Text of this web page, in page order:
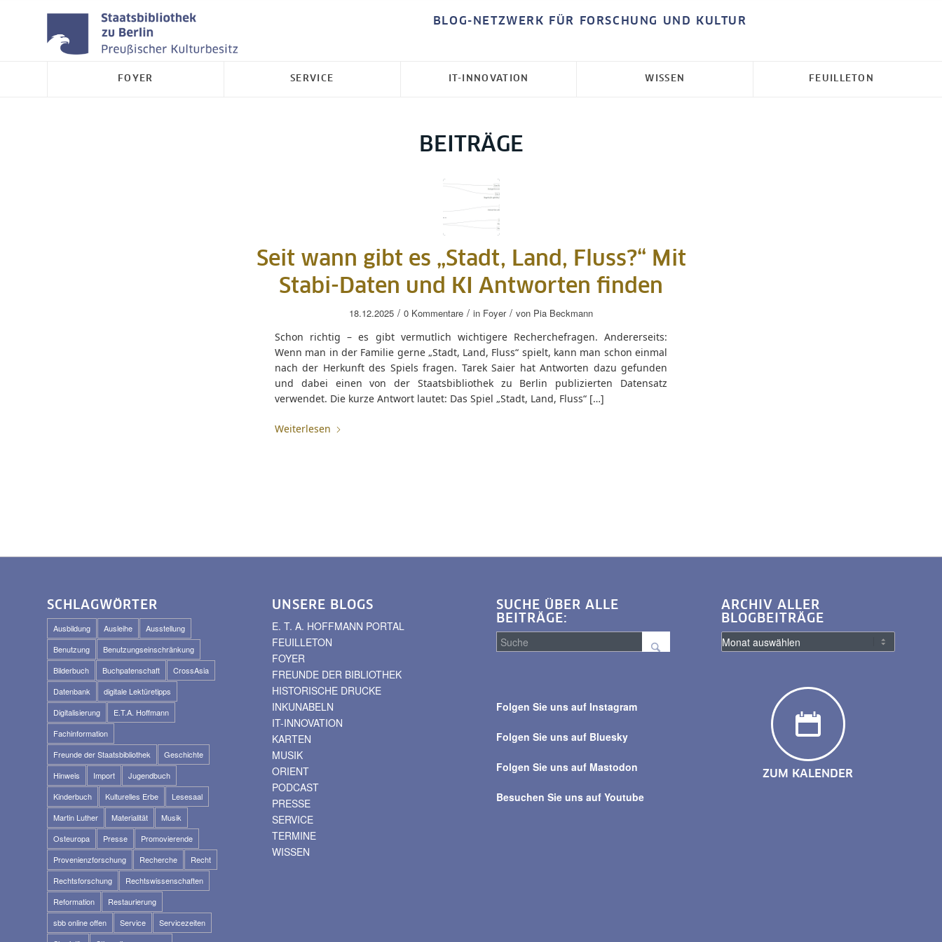
BLOG-NETZWERK FÜR FORSCHUNG UND KULTUR
FOYER SERVICE IT-INNOVATION WISSEN FEUILLETON
BEITRÄGE
Seit wann gibt es „Stadt, Land, Fluss?“ Mit
Stabi-Daten und KI Antworten finden
18.12.2025 / 0 Kommentare / in Foyer / von Pia Beckmann
Schon richtig – es gibt vermutlich wichtigere Recherchefragen. Andererseits:
Wenn man in der Familie gerne „Stadt, Land, Fluss“ spielt, kann man schon einmal
nach der Herkunft des Spiels fragen. Tarek Saier hat Antworten dazu gefunden
und dabei einen von der Staatsbibliothek zu Berlin publizierten Datensatz
verwendet. Die kurze Antwort lautet: Das Spiel „Stadt, Land, Fluss“ […]
Weiterlesen
SCHLAGWÖRTER
Ausbildung Ausleihe
Ausstellung
Benutzung
Benutzungseinschränkung
Bilderbuch
Buchpatenschaft
CrossAsia
Datenbank
digitale Lektüretipps
Digitalisierung
E.T.A. Hoffmann
Fachinformation
Freunde der Staatsbibliothek
Geschichte
Hinweis
Import
Jugendbuch
Kinderbuch
Kulturelles Erbe
Lesesaal
Martin Luther
Materialität
Musik
Osteuropa
Presse
Promovierende
Provenienzforschung
Recherche
Recht
Rechtsforschung
Rechtswissenschaften
Reformation
Restaurierung
sbb online offen
Service
Servicezeiten
UNSERE BLOGS
E. T. A. HOFFMANN PORTAL
FEUILLETON
FOYER
FREUNDE DER BIBLIOTHEK
HISTORISCHE DRUCKE
INKUNABELN
IT-INNOVATION
KARTEN
MUSIK
ORIENT
PODCAST
PRESSE
SERVICE
TERMINE
WISSEN
SUCHE ÜBER ALLE
BEITRÄGE:
alle
Folgen Sie uns auf Instagram
Folgen Sie uns auf Bluesky
Folgen Sie uns auf Mastodon
Besuchen Sie uns auf Youtube
ARCHIV ALLER
BLOGBEITRÄGE
ZUM KALENDER